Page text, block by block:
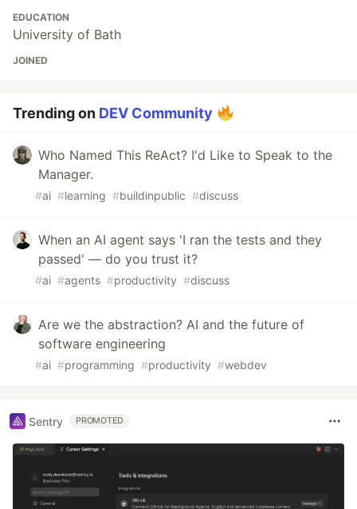
EDUCATION
University of Bath
JOINED
Trending on DEV Community
Who Named This ReAct? I'd Like to Speak to the
Manager.
#ai #learning #buildinpublic #discuss
When an AI agent says 'I ran the tests and they
passed' — do you trust it?
#ai #agents #productivity #discuss
Are we the abstraction? AI and the future of
software engineering
#ai #programming #productivity #webdev
Sentry PROMOTED